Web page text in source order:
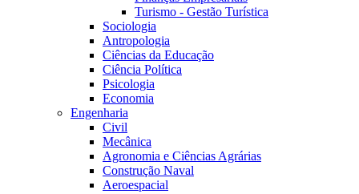
Turismo - Gestão Turística
Sociologia
Antropologia
Ciências da Educação
Ciência Política
Psicologia
Economia
Engenharia
Civil
Mecânica
Agronomia e Ciências Agrárias
Construção Naval
Aeroespacial